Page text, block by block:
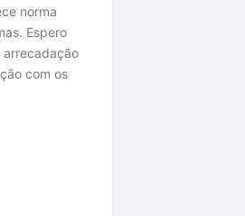
norma
Espero
arrecadação
com os